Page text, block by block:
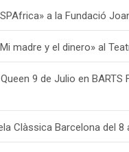
a la Fundació
madre y el dinero» al
9 de Julio en BARTS
Clàssica Barcelona del 8